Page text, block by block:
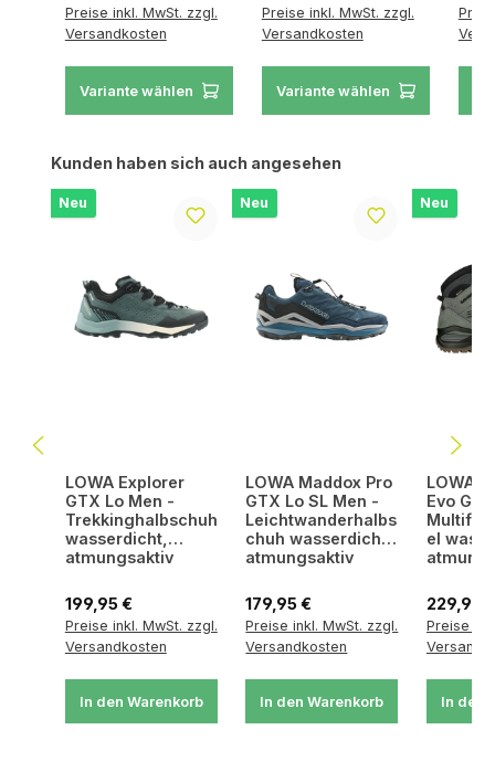
Preise inkl. MwSt. zzgl.
Versandkosten
Variante wählen
Preise inkl. MwSt. zzgl.
Versandkosten
Variante wählen
Produktgalerie überspringen
Kunden haben sich auch angesehen
Neu
LOWA Explorer
GTX Lo Men -
Trekkinghalbschuh
wasserdicht,
atmungsaktiv
Regulärer Preis:
199,95 €
Preise inkl. MwSt. zzgl.
Versandkosten
In den Warenkorb
Neu
LOWA Maddox Pro
GTX Lo SL Men -
Leichtwanderhalbs
chuh wasserdicht,
atmungsaktiv
Regulärer Preis:
179,95 €
Preise inkl. MwSt. zzgl.
Versandkosten
In den Warenkorb
Neu
LOWA
Evo
el
229,95 €
Preise
In den